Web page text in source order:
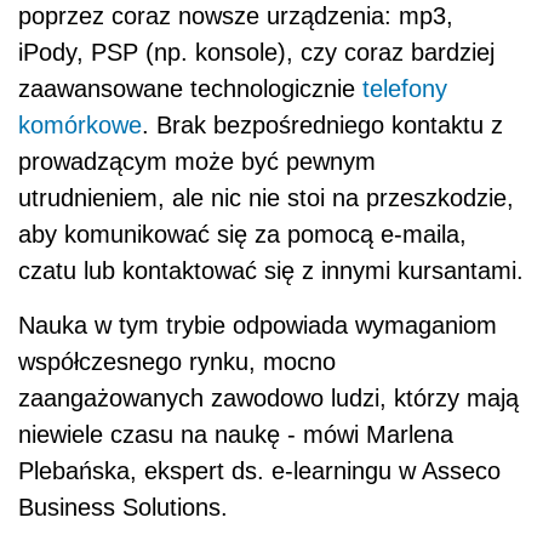
poprzez coraz nowsze urządzenia: mp3,
iPody, PSP (np. konsole), czy coraz bardziej
zaawansowane technologicznie telefony
komórkowe. Brak bezpośredniego kontaktu z
prowadzącym może być pewnym
utrudnieniem, ale nic nie stoi na przeszkodzie,
aby komunikować się za pomocą e-maila,
czatu lub kontaktować się z innymi kursantami.
Nauka w tym trybie odpowiada wymaganiom
współczesnego rynku, mocno
zaangażowanych zawodowo ludzi, którzy mają
niewiele czasu na naukę - mówi Marlena
Plebańska, ekspert ds. e-learningu w Asseco
Business Solutions.